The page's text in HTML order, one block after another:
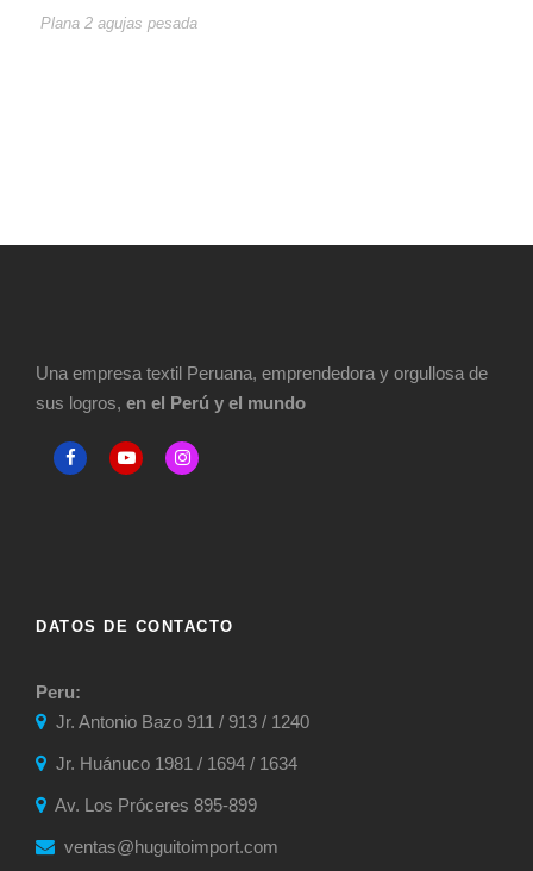
Plana 2 agujas pesada
Una empresa textil Peruana, emprendedora y orgullosa de
sus logros, en el Perú y el mundo
DATOS DE CONTACTO
Peru:
Jr. Antonio Bazo 911 / 913 / 1240
Jr. Huánuco 1981 / 1694 / 1634
Av. Los Próceres 895-899
ventas@huguitoimport.com